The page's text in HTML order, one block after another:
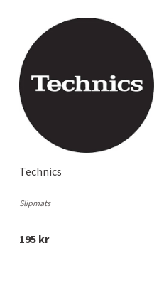
Technics
Slipmats
195 kr